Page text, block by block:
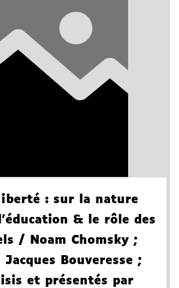
: sur la nature
& le rôle des
/ Noam Chomsky ;
Jacques Bouveresse ;
et présentés par